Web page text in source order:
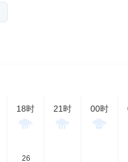
18时 21时 00时